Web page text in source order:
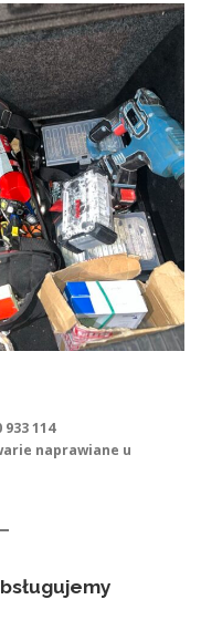
114
naprawiane u